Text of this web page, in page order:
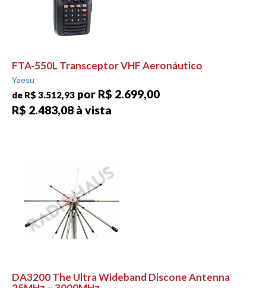
FTA-550L Transceptor VHF Aeronáutico
Yaesu
de R$ 3.512,93 por R$ 2.699,00
R$ 2.483,08 à vista
DA3200 The Ultra Wideband Discone Antenna